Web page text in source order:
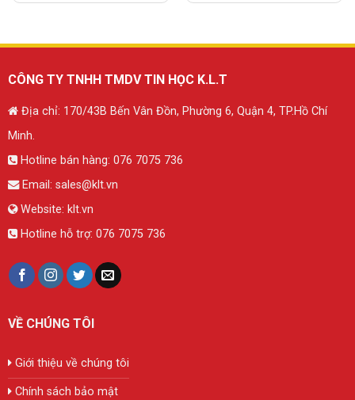
CÔNG TY TNHH TMDV TIN HỌC K.L.T
Địa chỉ: 170/43B Bến Vân Đồn, Phường 6, Quận 4, TP.Hồ Chí
Minh.
Hotline bán hàng: 076 7075 736
Email: sales@klt.vn
Website: klt.vn
Hotline hỗ trợ: 076 7075 736
VỀ CHÚNG TÔI
Giới thiệu về chúng tôi
Chính sách bảo mật